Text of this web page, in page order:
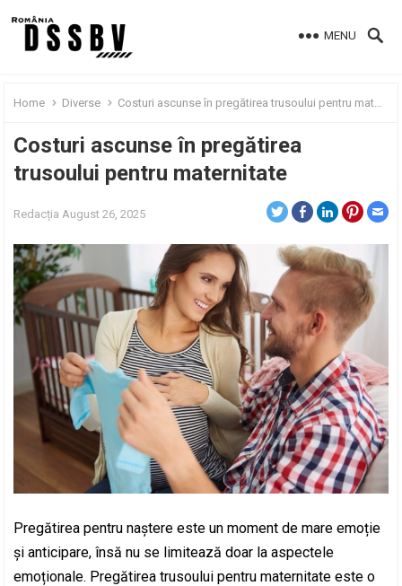
MENU
Home Diverse Costuri ascunse în pregătirea trusoului pentru maternitate
Costuri ascunse în pregătirea
trusoului pentru maternitate
Redacția August 26, 2025
Pregătirea pentru naștere este un moment de mare emoție
și anticipare, însă nu se limitează doar la aspectele
emoționale. Pregătirea trusoului pentru maternitate este o